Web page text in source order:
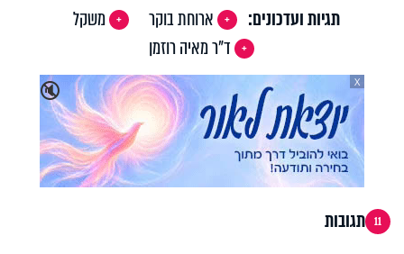
תגיות ועדכונים: ארוחת בוקר
משקל
ד"ר מאיה רוזמן
🔇
X
11 תגובות